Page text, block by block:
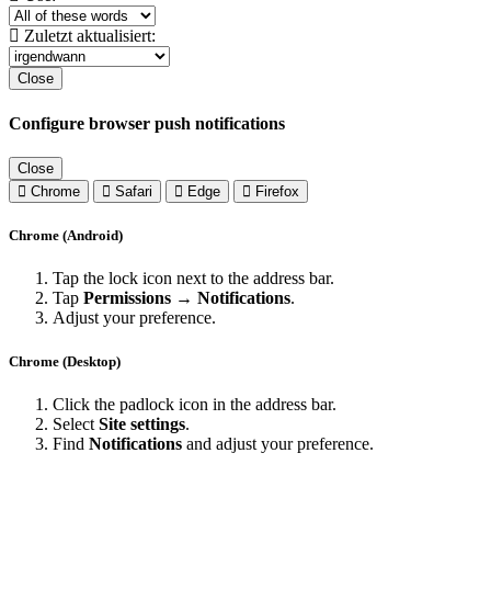
Zuletzt aktualisiert:
Close
Configure browser push notifications
Close
Chrome
Safari Edge Firefox
Chrome (Android)
Tap the lock icon next to the address bar.
Tap Permissions → Notifications.
Adjust your preference.
Chrome (Desktop)
Click the padlock icon in the address bar.
Select Site settings.
Find Notifications and adjust your preference.